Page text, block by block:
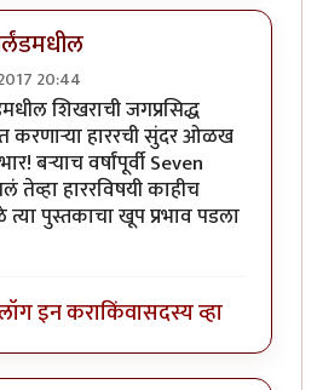
20:44
शिखराची जगप्रसिद्ध
करणार्‍या हाररची सुंदर ओळख
बर्‍याच वर्षांपूर्वी Seven
हाररविषयी काहीच
त्या पुस्तकाचा खूप प्रभाव पडला
इन कराकिंवासदस्य व्हा